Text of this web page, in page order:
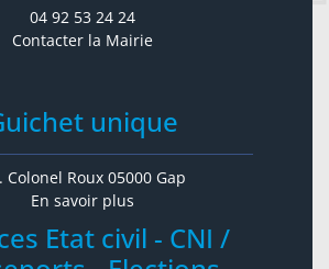
04 92 53 24 24
Contacter la Mairie
unique
Colonel Roux 05000 Gap
En savoir plus
Etat civil - CNI /